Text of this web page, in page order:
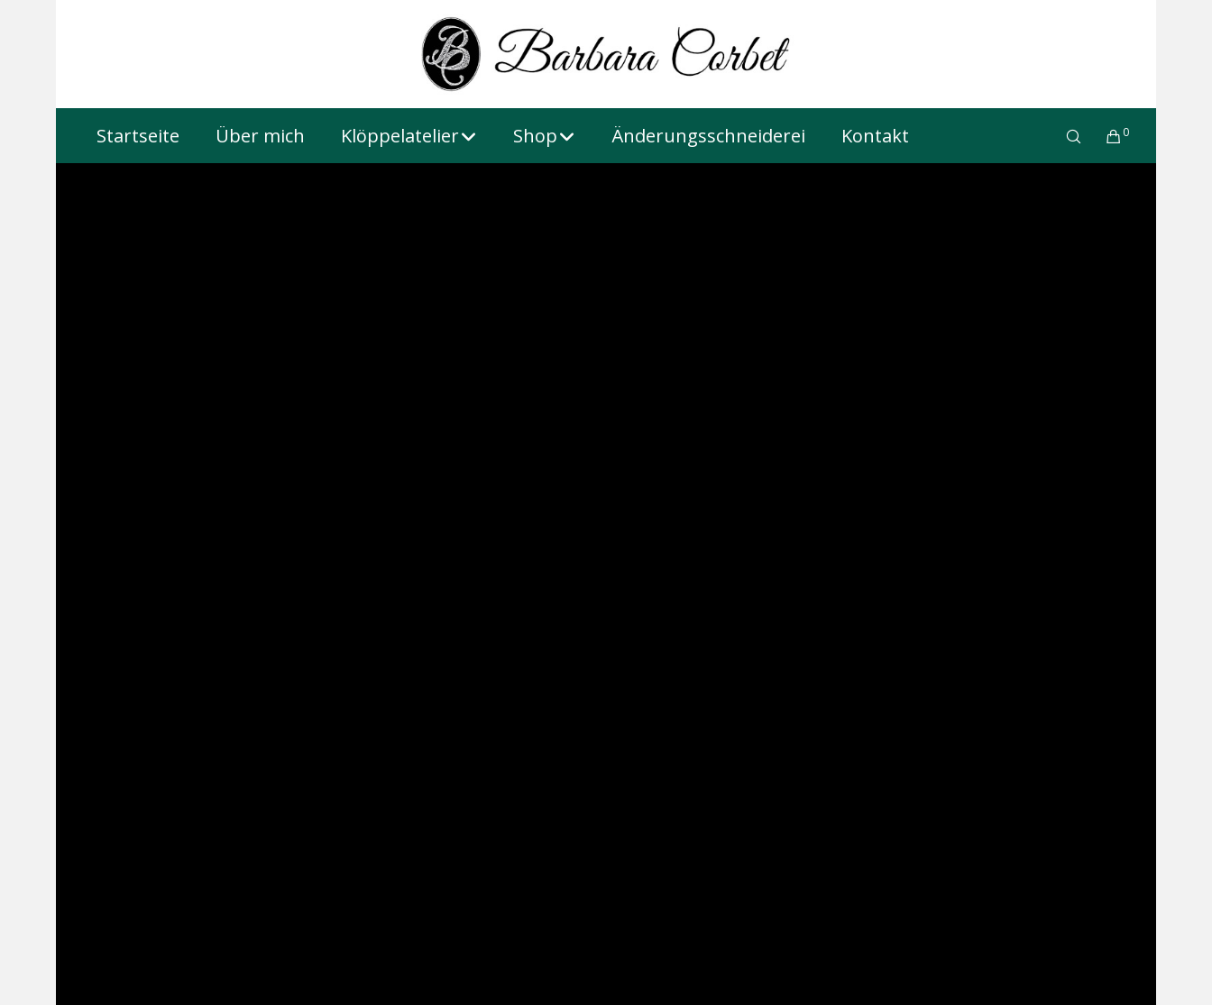
0
Startseite Über mich Klöppelatelier Shop Änderungsschneiderei Kontakt